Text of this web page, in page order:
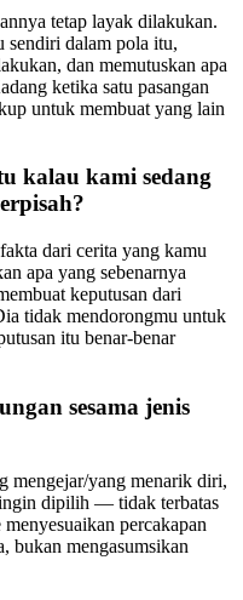
tetap layak dilakukan.
sendiri dalam pola itu,
dan memutuskan apa
ketika satu pasangan
untuk membuat yang lain
kalau kami sedang
dari cerita yang kamu
apa yang sebenarnya
keputusan dari
tidak mendorongmu untuk
itu benar-benar
sesama jenis
yang menarik diri,
dipilih — tidak terbatas
percakapan
bukan mengasumsikan